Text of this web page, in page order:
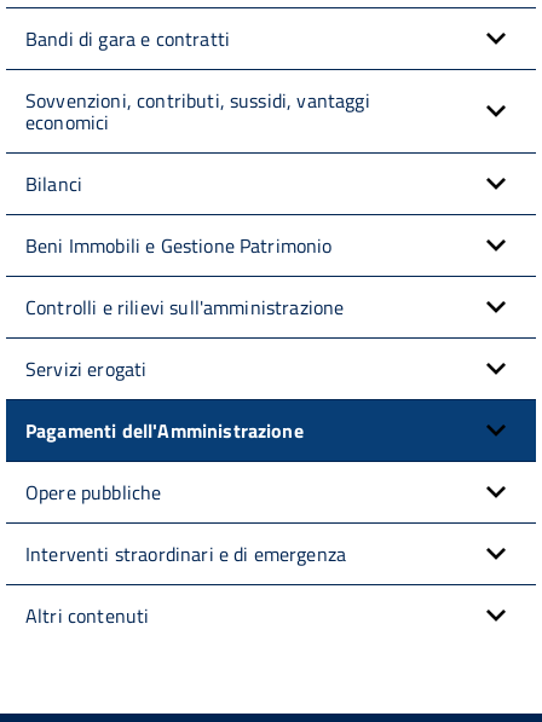
Bandi di gara e contratti
Sovvenzioni, contributi, sussidi, vantaggi
economici
Bilanci
Beni Immobili e Gestione Patrimonio
Controlli e rilievi sull'amministrazione
Servizi erogati
Pagamenti dell'Amministrazione
Opere pubbliche
Interventi straordinari e di emergenza
Altri contenuti